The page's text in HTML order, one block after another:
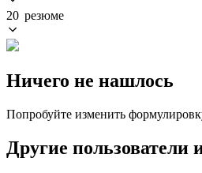
20 резюме
Ничего не нашлось
Попробуйте изменить
Другие пользователи